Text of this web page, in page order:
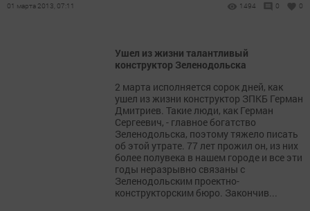
01 марта 2013, 07:11 1494 0 0
Ушел из жизни талантливый
конструктор Зеленодольска
2 марта исполняется сорок дней, как
ушел из жизни конструктор ЗПКБ Герман
Дмитриев. Такие люди, как Герман
Сергеевич, - главное богатство
Зеленодольска, поэтому тяжело писать
об этой утрате. 77 лет прожил он, из них
более полувека в нашем городе и все эти
годы неразрывно связаны с
Зеленодольским проектно-
конструкторским бюро. Закончив...